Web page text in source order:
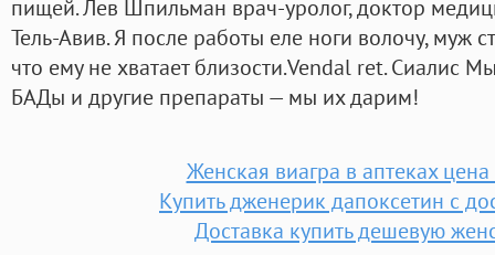
пищей. Лев Шпильман врач-уролог, доктор
Тель-Авив. Я после работы еле ноги волочу, муж
что ему не хватает близости.Vendal ret. Сиалис
БАДы и другие препараты — мы их дарим!
Женская виагра в аптеках
Купить дженерик дапоксетин с
Доставка купить дешевую